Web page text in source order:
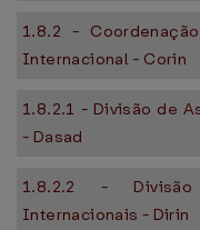
1.8.2 -
Internacional - Corin
1.8.2.1 - Divisão de
- Dasad
1.8.2.2 -
Internacionais - Dirin